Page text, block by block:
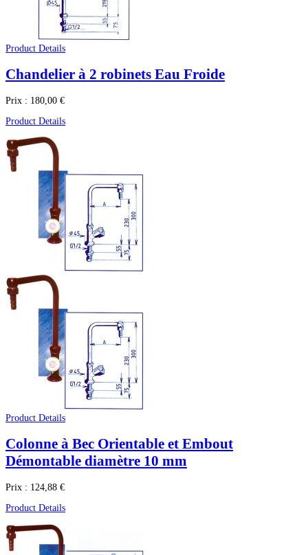
Product Details
Chandelier à 2 robinets Eau Froide
Prix : 180,00 €
Product Details
Product Details
Colonne à Bec Orientable et Embout
Démontable diamètre 10 mm
Prix : 124,88 €
Product Details